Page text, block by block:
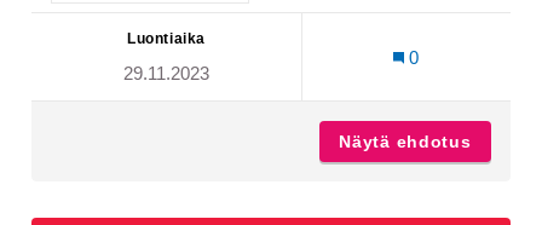
Luontiaika
29.11.2023
0
Näytä ehdotus